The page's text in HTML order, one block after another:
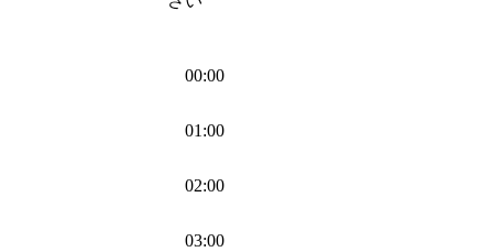
00:00
01:00
02:00
03:00